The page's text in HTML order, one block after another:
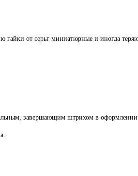
гайки от серьг миниатюрные и иногда
завершающим штрихом в оформлении